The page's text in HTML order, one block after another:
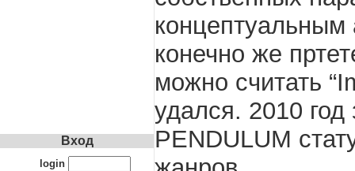
конечно же
можно считать
удался. 2010 год
PENDULUM
Вход
login